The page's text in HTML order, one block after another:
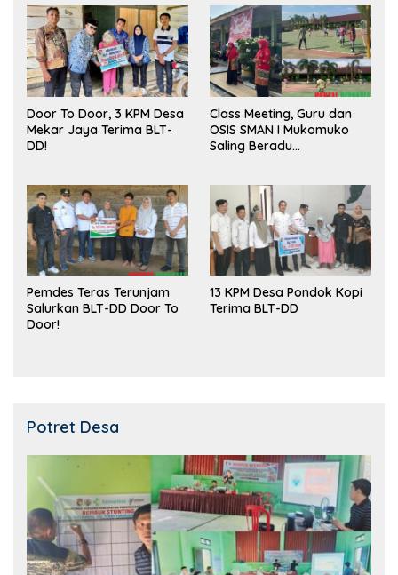
Door To Door, 3 KPM Desa
Mekar Jaya Terima BLT-
DD!
Class Meeting, Guru dan
OSIS SMAN I Mukomuko
Saling Beradu
Pemdes Teras Terunjam
Salurkan BLT-DD Door To
Door!
13 KPM Desa Pondok Kopi
Terima BLT-DD
Potret Desa